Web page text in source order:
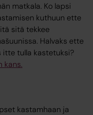
matkala. Ko lapsi
kuthuun ette
sitä tekkee
Halvaks ette
itte tulla kastetuksi?
kans.
kastamhaan ja